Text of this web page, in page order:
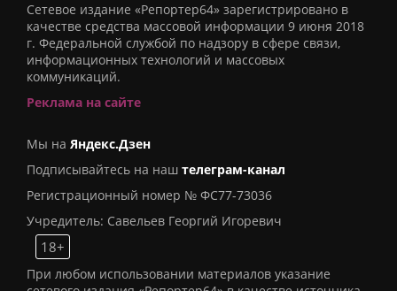
Сетевое издание «Репортер64» зарегистрировано в
качестве средства массовой информации 9 июня 2018
г. Федеральной службой по надзору в сфере связи,
информационных технологий и массовых
коммуникаций.
Реклама на сайте
Мы на Яндекс.Дзен
Подписывайтесь на наш телеграм-канал
Регистрационный номер № ФС77-73036
Учредитель: Савельев Георгий Игоревич
18+
При любом использовании материалов указание